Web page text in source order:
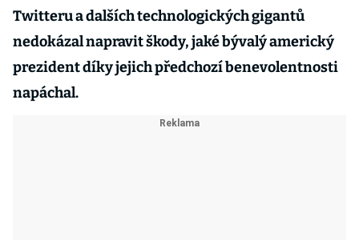
Twitteru a dalších technologických gigantů
nedokázal napravit škody, jaké bývalý americký
prezident díky jejich předchozí benevolentnosti
napáchal.